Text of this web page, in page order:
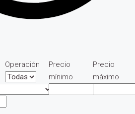
Operación
Precio
mínimo
Precio
máximo